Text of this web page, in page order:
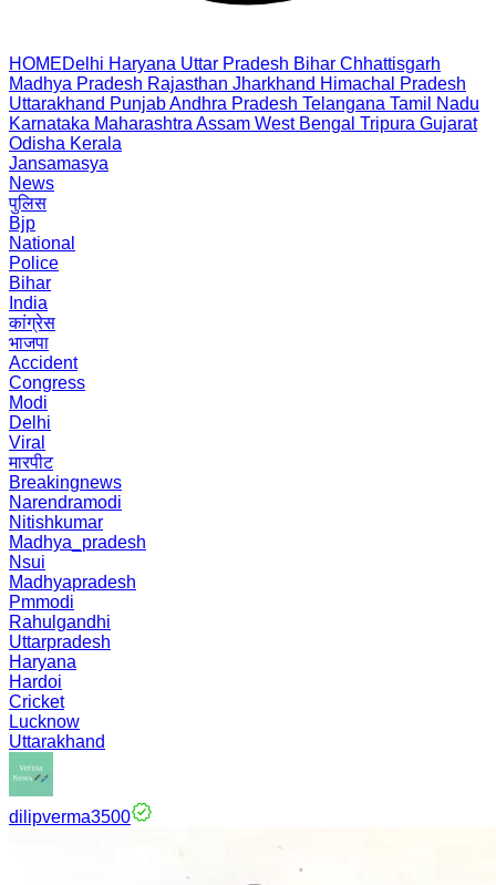
HOMEDelhi Haryana Uttar Pradesh Bihar Chhattisgarh
Madhya Pradesh Rajasthan Jharkhand Himachal Pradesh
Uttarakhand PunjabAndhra Pradesh Telangana Tamil Nadu
Karnataka Maharashtra Assam West Bengal Tripura Gujarat
Odisha Kerala
Jansamasya
News
पुलिस
Bjp
National
Police
Bihar
India
कांग्रेस
भाजपा
Accident
Congress
Modi
Delhi
Viral
मारपीट
Breakingnews
Narendramodi
Nitishkumar
Madhya_pradesh
Nsui
Madhyapradesh
Pmmodi
Rahulgandhi
Uttarpradesh
Haryana
Hardoi
Cricket
Lucknow
Uttarakhand
dilipverma3500